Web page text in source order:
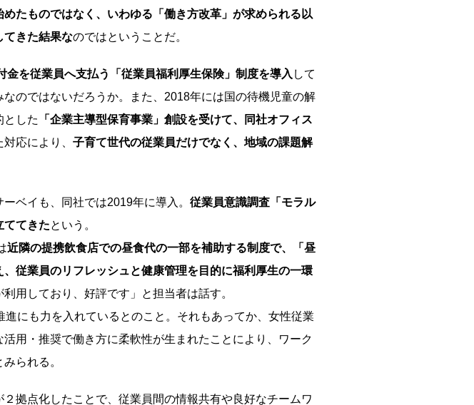
たものではなく、いわゆる「働き方改革」が求められる以
てきた結果なのではということだ。
金を従業員へ支払う「従業員福利厚生保険」制度を導入 して
のではないだろうか。また、2018年には国の待機児童の解
とした
「企業主導型保育事業」創設を受けて、同社オフィス
応により、 子育て世代の従業員だけでなく、地域の課題解
ベイも、同社では2019年に導入。 従業員意識調査「モラル
ててきたという。
近隣の提携飲食店での昼食代の一部を補助する制度で、「昼
従業員のリフレッシュと健康管理を目的に福利厚生の一環
用しており、好評です」と担当者は話す。
にも力を入れているとのこと。それもあってか、女性従業
用・推奨で働き方に柔軟性が生まれたことにより、ワーク
られる。
拠点化したことで、従業員間の情報共有や良好なチームワ